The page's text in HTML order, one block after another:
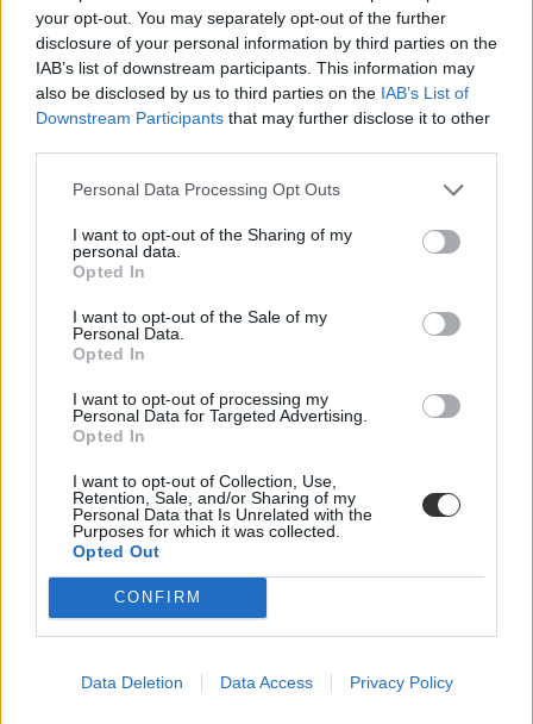
your opt-out. You may separately opt-out of the further
disclosure of your personal information by third parties on the
IAB’s list of downstream participants. This information may
also be disclosed by us to third parties on the IAB’s List of
Downstream Participants that may further disclose it to other
Personal Data Processing Opt Outs
I want to opt-out of the Sharing of my
personal data.
Opted In
I want to opt-out of the Sale of my
Personal Data.
Opted In
I want to opt-out of processing my
Personal Data for Targeted Advertising.
Opted In
I want to opt-out of Collection, Use,
Retention, Sale, and/or Sharing of my
Personal Data that Is Unrelated with the
Purposes for which it was collected.
Opted Out
CONFIRM
Data Deletion Data Access Privacy Policy
Ha szeretnéd megkapni legfrissebb cikkeinket az érettségiről, az
egyetemi-főiskolai és a középiskolai felvételiről, ha érdekelnek a
legfontosabb változásai, iratkozz fel hírleveleinkre